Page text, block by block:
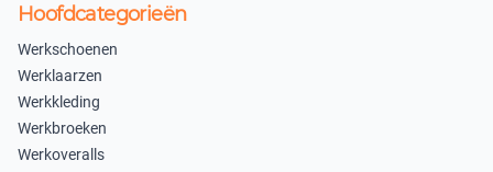
Hoofdcategorieën
Werkschoenen
Werklaarzen
Werkkleding
Werkbroeken
Werkoveralls